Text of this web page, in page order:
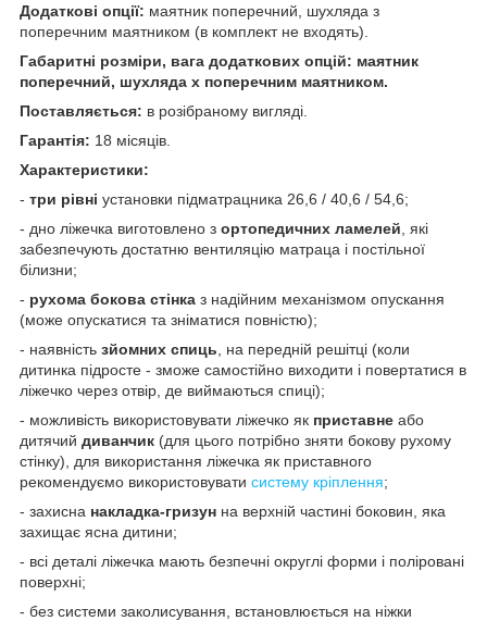
Додаткові опції: маятник поперечний, шухляда з
поперечним маятником (в комплект не входять).
Габаритні розміри, вага додаткових опцій: маятник
поперечний, шухляда х поперечним маятником.
Поставляється: в розібраному вигляді.
Гарантія: 18 місяців.
Характеристики:
- три рівні установки підматрацника 26,6 / 40,6 / 54,6;
- дно ліжечка виготовлено з ортопедичних ламелей , які
забезпечують достатню вентиляцію матраца і постільної
білизни;
- рухома бокова стінка з надійним механізмом опускання
(може опускатися та зніматися повністю);
- наявність зйомних спиць , на передній решітці (коли
дитинка підросте - зможе самостійно виходити і повертатися в
ліжечко через отвір, де виймаються спиці);
- можливість використовувати ліжечко як приставне або
дитячий диванчик (для цього потрібно зняти бокову рухому
стінку), для використання ліжечка як приставного
рекомендуємо використовувати систему кріплення;
- захисна накладка-гризун на верхній частині боковин, яка
захищає ясна дитини;
- всі деталі ліжечка мають безпечні округлі форми і поліровані
поверхні;
- без системи заколисування, встановлюється на ніжки